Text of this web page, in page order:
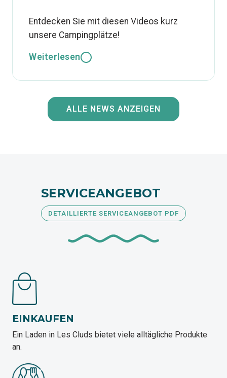
Entdecken Sie mit diesen Videos kurz
unsere Campingplätze!
Weiterlesen
ALLE NEWS ANZEIGEN
SERVICEANGEBOT
DETAILLIERTE SERVICEANGEBOT PDF
EINKAUFEN
Ein Laden in Les Cluds bietet viele alltägliche Produkte
an.